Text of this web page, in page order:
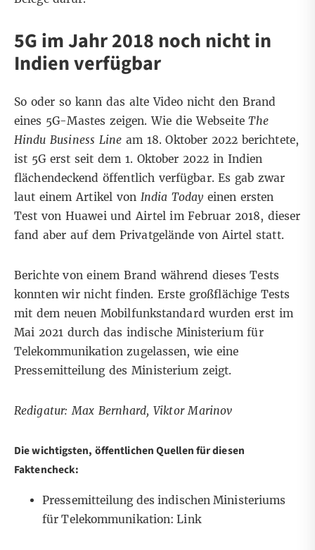
5G im Jahr 2018 noch nicht in
Indien verfügbar
So oder so kann das alte Video nicht den Brand
eines 5G-Mastes zeigen. Wie die WebseiteThe
Hindu Business Line am 18. Oktober 2022 berichtete,
ist 5G erst seit dem 1. Oktober 2022 in Indien
flächendeckend öffentlich verfügbar. Es gab zwar
laut einem Artikel von India Today einen ersten
Test von Huawei und Airtel im Februar 2018, dieser
fand aber auf dem Privatgelände von Airtel statt.
Berichte von einem Brand während dieses Tests
konnten wir nicht finden. Erste großflächige Tests
mit dem neuen Mobilfunkstandard wurden erst im
Mai 2021 durch das indische Ministerium für
Telekommunikation zugelassen, wie eine
Pressemitteilung des Ministerium zeigt.
Redigatur: Max Bernhard, Viktor Marinov
Die wichtigsten, öffentlichen Quellen für diesen
Faktencheck:
Pressemitteilung des indischen Ministeriums
für Telekommunikation:Link